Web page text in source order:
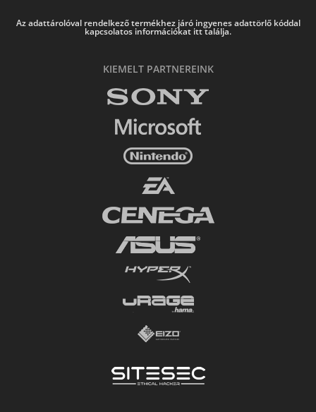
Az adattárolóval rendelkező termékhez járó ingyenes adattörlő kóddal
kapcsolatos információkat itt találja.
KIEMELT PARTNEREINK